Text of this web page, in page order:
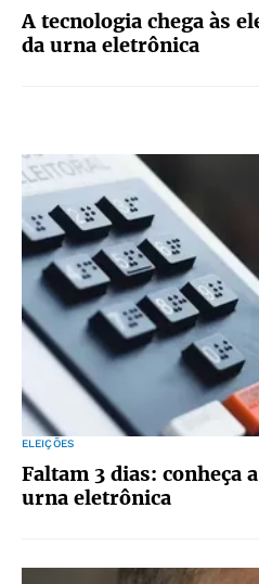
A tecnologia chega às
da urna eletrônica
ELEIÇÕES
Faltam 3 dias: conheça
urna eletrônica